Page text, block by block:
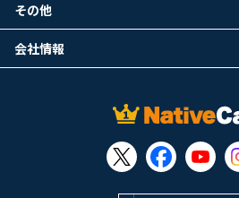
その他
会社情報